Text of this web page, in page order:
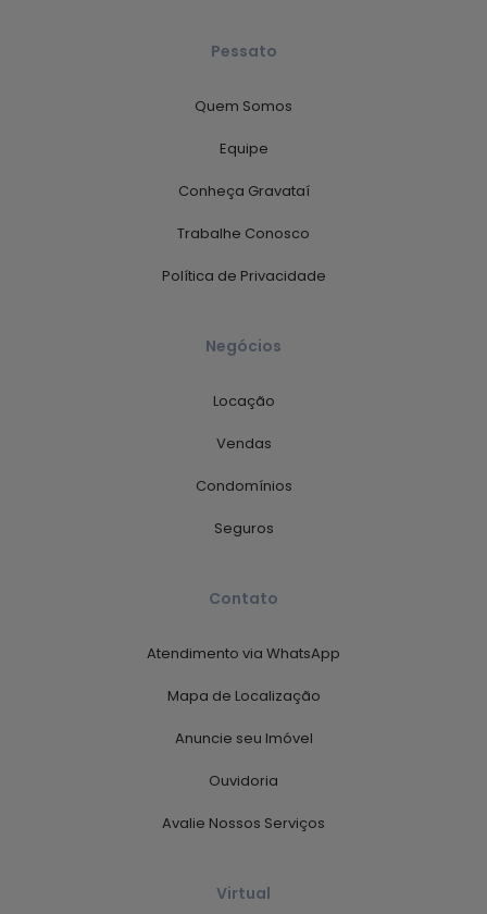
Pessato
Quem Somos
Equipe
Conheça Gravataí
Trabalhe Conosco
Política de Privacidade
Negócios
Locação
Vendas
Condomínios
Seguros
Contato
Atendimento via WhatsApp
Mapa de Localização
Anuncie seu Imóvel
Ouvidoria
Avalie Nossos Serviços
Virtual